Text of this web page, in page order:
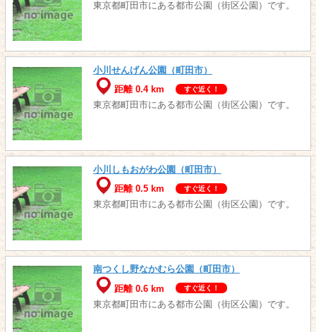
東京都町田市にある都市公園（街区公園）です。
小川せんげん公園（町田市）
距離 0.4 km
すぐ近く！
東京都町田市にある都市公園（街区公園）です。
小川しもおがわ公園（町田市）
距離 0.5 km
すぐ近く！
東京都町田市にある都市公園（街区公園）です。
南つくし野なかむら公園（町田市）
距離 0.6 km
すぐ近く！
東京都町田市にある都市公園（街区公園）です。